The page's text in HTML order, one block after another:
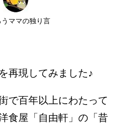
ママの独り言
再現してみました♪
で百年以上にわたって
食屋「自由軒」の「昔